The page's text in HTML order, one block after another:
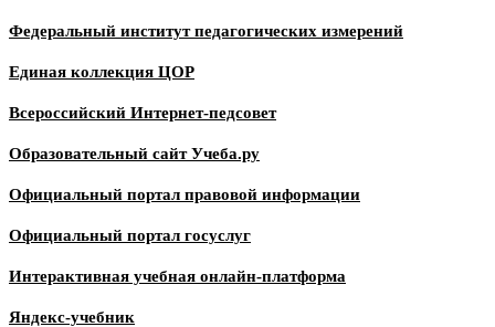
Федеральный институт педагогических измерений
Единая коллекция ЦОР
Всероссийский Интернет-педсовет
Образовательный сайт Учеба.ру
Официальный портал правовой информации
Официальный портал госуслуг
Интерактивная учебная онлайн-платформа
Яндекс-учебник